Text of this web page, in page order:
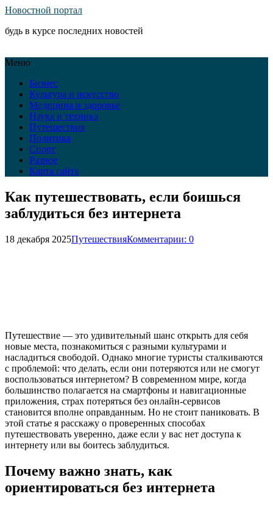
Новостной портал
будь в курсе последних новостей
Меню
Бизнес
Культура и искусство
Медицина и здоровье
Наука и техника
Путешествия
Политика
Спорт
Разное
Карта сайта
Как путешествовать, если боишься
заблудиться без интернета
18 декабря 2025ПутешествияКомментарии: 0
Путешествие — это удивительный шанс открыть для себя
новые места, познакомиться с разными культурами и
насладиться свободой. Однако многие туристы сталкиваются
с проблемой: что делать, если они потеряются или не смогут
воспользоваться интернетом? В современном мире, когда
большинство полагается на смартфоны и навигационные
приложения, страх потеряться без онлайн-сервисов
становится вполне оправданным. Но не стоит паниковать. В
этой статье я расскажу о проверенных способах
путешествовать уверенно, даже если у вас нет доступа к
интернету или вы боитесь заблудиться.
Почему важно знать, как
ориентироваться без интернета